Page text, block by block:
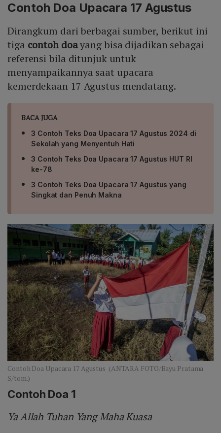
Contoh Doa Upacara 17 Agustus
Dirangkum dari berbagai sumber, berikut ini
tiga contoh doayang bisa dijadikan sebagai
referensi bila ditunjuk untuk
menyampaikannya saat upacara
kemerdekaan 17 Agustus mendatang.
BACA JUGA
3 Contoh Teks Doa Upacara 17 Agustus 2024 di
Sekolah yang Menyentuh Hati
3 Contoh Teks Doa Upacara 17 Agustus HUT RI
ke-78
3 Contoh Teks Doa Upacara 17 Agustus yang
Singkat dan Penuh Makna
Contoh Doa Upacara 17 Agustus (ANTARA FOTO/Bayu Pratama
S/tom.)
Contoh Doa 1
Ya Allah Tuhan Yang Maha Kuasa